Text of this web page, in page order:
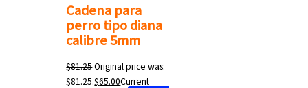
Cadena para
perro tipo diana
calibre 5mm
$81.25Original price was:
$81.25.$65.00Current